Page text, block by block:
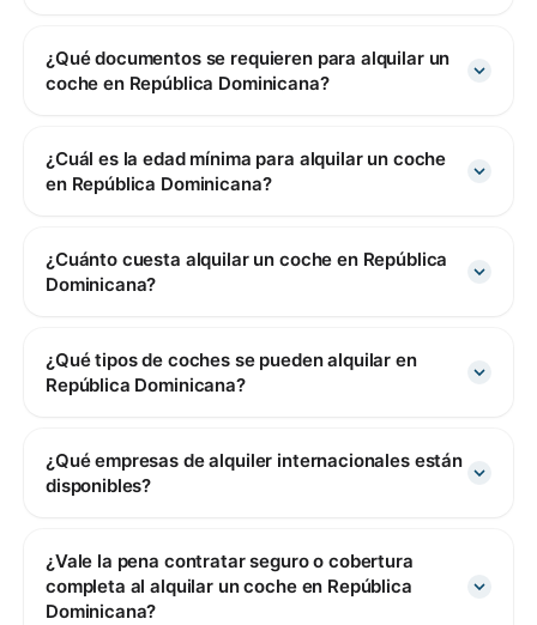
¿Qué documentos se requieren para alquilar un
coche en República Dominicana?
¿Cuál es la edad mínima para alquilar un coche
en República Dominicana?
¿Cuánto cuesta alquilar un coche en República
Dominicana?
¿Qué tipos de coches se pueden alquilar en
República Dominicana?
¿Qué empresas de alquiler internacionales están
disponibles?
¿Vale la pena contratar seguro o cobertura
completa al alquilar un coche en República
Dominicana?